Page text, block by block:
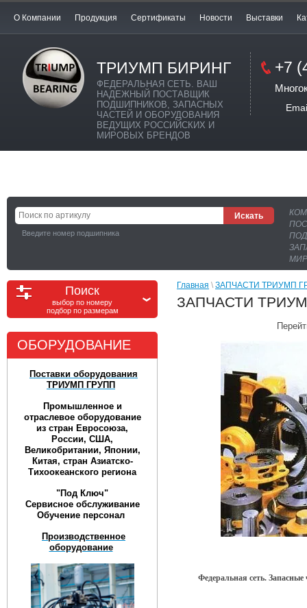
О Компании Продукция Сертификаты Новости Выставки
ТРИУМП БИРИНГ
ФЕДЕРАЛЬНАЯ СЕТЬ. ВАШ
НАДЕЖНЫЙ ПОСТАВЩИК
ПОДШИПНИКОВ, ЗАПАСНЫХ
ЧАСТЕЙ И ОБОРУДОВАНИЯ
ВЕДУЩИХ РОССИЙСКИХ И
МИРОВЫХ БРЕНДОВ
+7
Введите номер подшипника
Поиск
выбор по номеру
подбор по размерам
ОБОРУДОВАНИЕ
Поставки оборудования
ТРИУМП ГРУПП
Промышленное и
отраслевое оборудование
из стран Евросоюза,
России, США,
Великобритании, Японии,
Китая, стран Азиатско-
Тихоокеанского региона
"Под Ключ"
Сервисное обслуживание
Обучение персонал
Производственное
оборудование
Главная \ ЗАПЧАСТИ ТРИУМП
ЗАПЧАСТИ
Федеральная сеть.